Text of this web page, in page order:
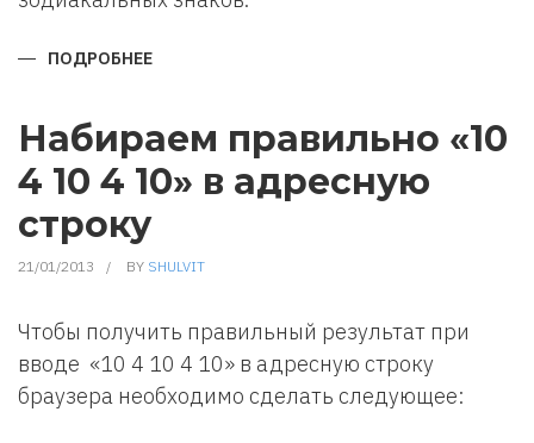
ПОДРОБНЕЕ
ПЛАНЕТЫ
Набираем правильно «10
4 10 4 10» в адресную
строку
21/01/2013 BY SHULVIT
Чтобы получить правильный результат при
вводе «10 4 10 4 10» в адресную строку
браузера необходимо сделать следующее: